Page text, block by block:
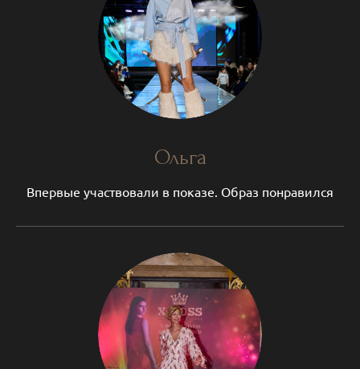
Ольга
Впервые участвовали в показе. Образ понравился